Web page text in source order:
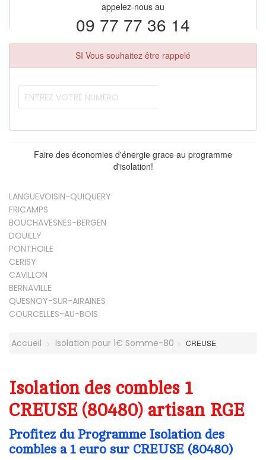
appelez-nous au
09 77 77 36 14
SI Vous souhaitez être rappelé
Faire des économies d'énergie grace au programme
d'isolation!
LANGUEVOISIN-QUIQUERY
FRICAMPS
BOUCHAVESNES-BERGEN
DOUILLY
PONTHOILE
CERISY
CAVILLON
BERNAVILLE
QUESNOY-SUR-AIRAINES
COURCELLES-AU-BOIS
Accueil Isolation pour 1€ Somme-80 CREUSE
Isolation des combles 1
CREUSE (80480) artisan RGE
Profitez du Programme Isolation des
combles a 1 euro sur CREUSE (80480)